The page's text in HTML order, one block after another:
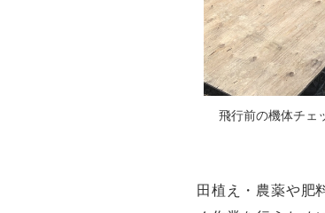
飛行前の機体チェ
田植え・農薬や肥